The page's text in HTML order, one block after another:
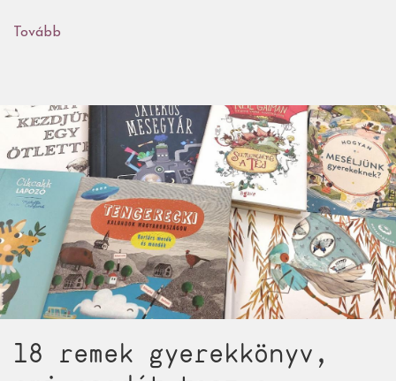
Tovább
olvasó
családok
ajánlásával)
18 remek gyerekkönyv,